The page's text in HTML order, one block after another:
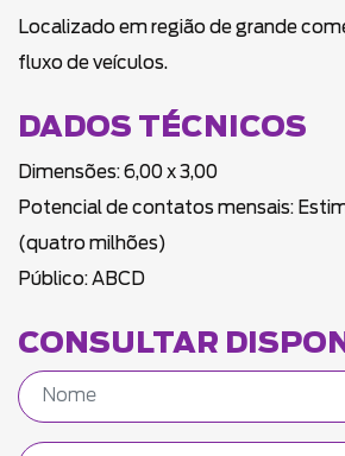
Localizado em região de grande
fluxo de veículos.
DADOS TÉCNICOS
Dimensões: 6,00 x 3,00
Potencial de contatos mensais:
(quatro milhões)
Público: ABCD
CONSULTAR